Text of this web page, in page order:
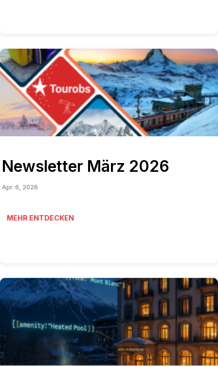
Newsletter März 2026
Apr. 6, 2026
MEHR ENTDECKEN